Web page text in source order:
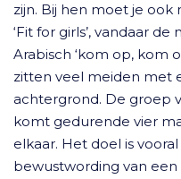
zijn. Bij hen moet je
‘Fit for girls’, vandaar de
Arabisch ‘kom op, kom
zitten veel meiden met
achtergrond. De groep
komt gedurende vier
elkaar. Het doel is
bewustwording van een